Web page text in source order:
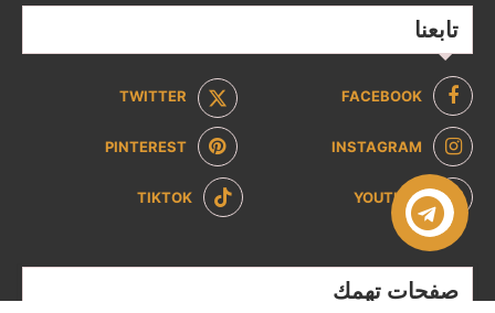
تابعنا
FACEBOOK
TWITTER
INSTAGRAM
PINTEREST
YOUTUBE
TIKTOK
صفحات تهمك